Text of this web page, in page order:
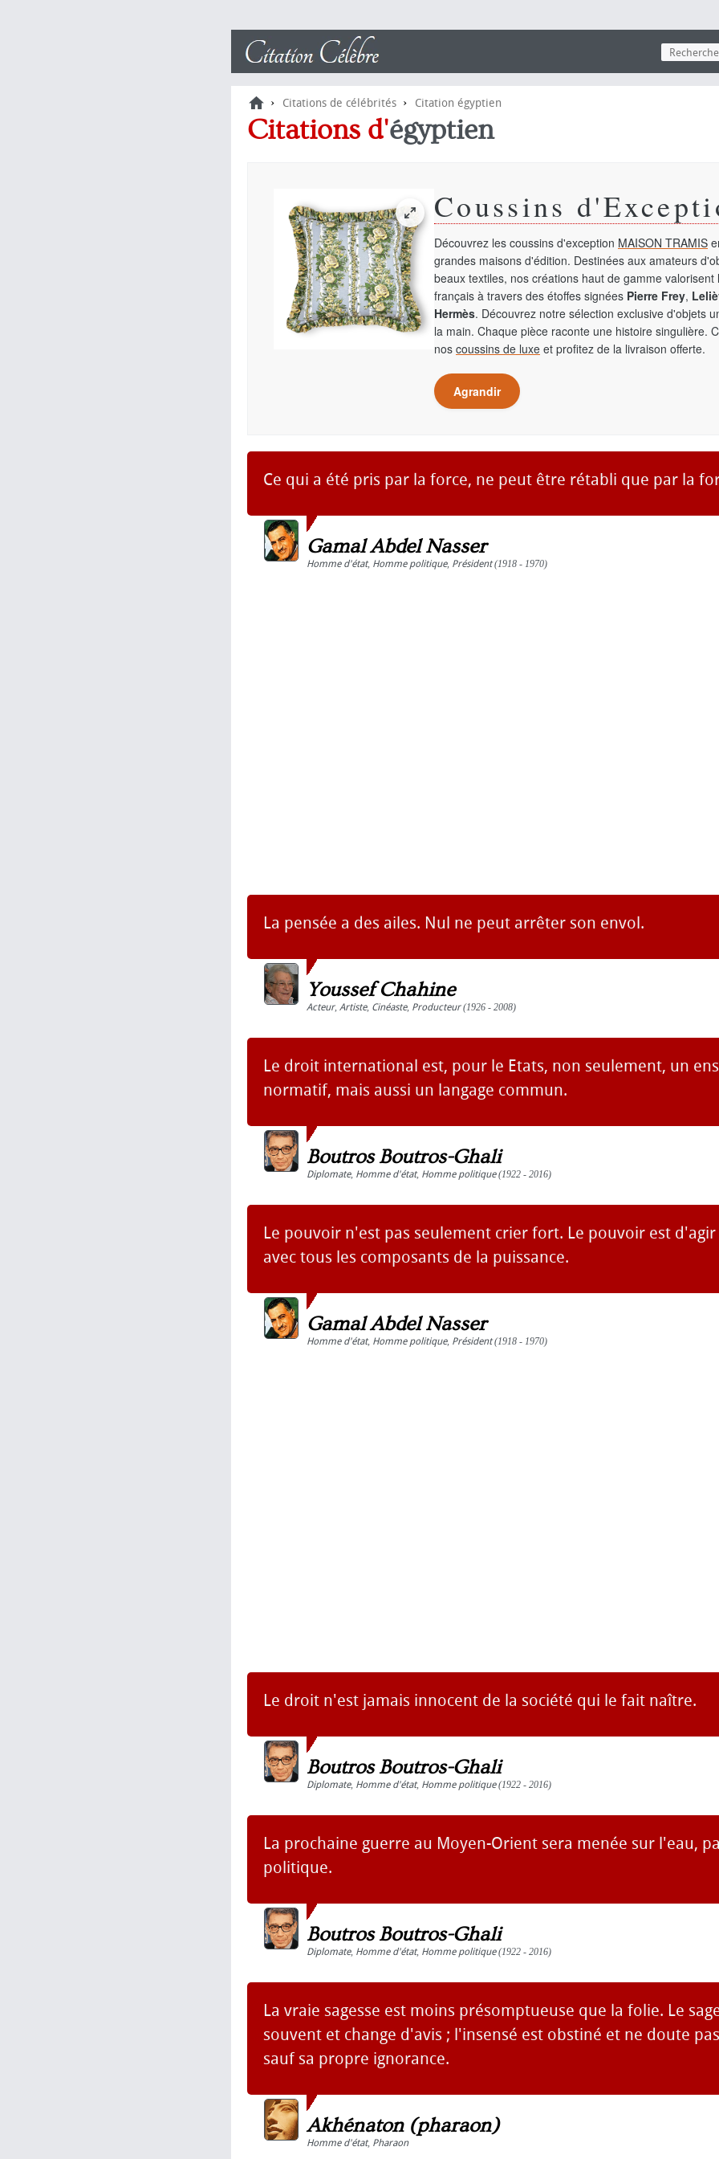
› Citations de célébrités › Citation égyptien
Citations d'égyptien
Coussins
Découvrez les coussins d'exception MAISON TRAMIS
grandes maisons d'édition. Destinées aux amateurs
beaux textiles, nos créations haut de gamme valorisent
français à travers des étoffes signées Pierre Frey,
Hermès. Découvrez notre sélection exclusive d'objets
la main. Chaque pièce raconte une histoire singulière.
nos coussins de luxe et profitez de la livraison offerte.
Agrandir
Ce qui a été pris par la force, ne peut être rétabli que par la
Gamal Abdel Nasser
Homme d'état, Homme politique, Président(1918 - 1970)
La pensée a des ailes. Nul ne peut arrêter son envol.
Youssef Chahine
Acteur, Artiste, Cinéaste, Producteur(1926 - 2008)
Le droit international est, pour le Etats, non seulement, un
normatif, mais aussi un langage commun.
Boutros Boutros-Ghali
Diplomate, Homme d'état, Homme politique(1922 - 2016)
Le pouvoir n'est pas seulement crier fort. Le pouvoir est
avec tous les composants de la puissance.
Gamal Abdel Nasser
Homme d'état, Homme politique, Président(1918 - 1970)
Le droit n'est jamais innocent de la société qui le fait naître.
Boutros Boutros-Ghali
Diplomate, Homme d'état, Homme politique(1922 - 2016)
La prochaine guerre au Moyen-Orient sera menée sur l'eau,
politique.
Boutros Boutros-Ghali
Diplomate, Homme d'état, Homme politique(1922 - 2016)
La vraie sagesse est moins présomptueuse que la folie. Le
souvent et change d'avis ; l'insensé est obstiné et ne doute
sauf sa propre ignorance.
Akhénaton (pharaon)
Homme d'état, Pharaon